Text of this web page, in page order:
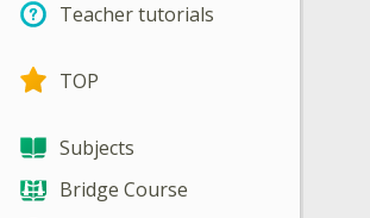
Teacher tutorials
TOP
Subjects
Bridge Course